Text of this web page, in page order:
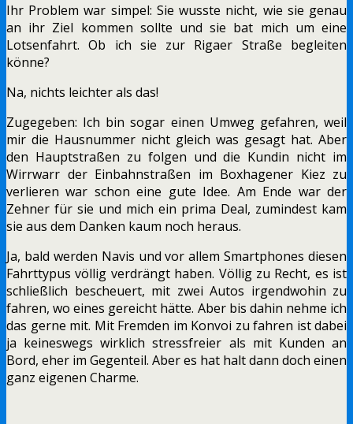
Ihr Problem war simpel: Sie wusste nicht, wie sie genau
an ihr Ziel kommen sollte und sie bat mich um eine
Lotsenfahrt. Ob ich sie zur Rigaer Straße begleiten
könne?
Na, nichts leichter als das!
Zugegeben: Ich bin sogar einen Umweg gefahren, weil
mir die Hausnummer nicht gleich was gesagt hat. Aber
den Hauptstraßen zu folgen und die Kundin nicht im
Wirrwarr der Einbahnstraßen im Boxhagener Kiez zu
verlieren war schon eine gute Idee. Am Ende war der
Zehner für sie und mich ein prima Deal, zumindest kam
sie aus dem Danken kaum noch heraus.
Ja, bald werden Navis und vor allem Smartphones diesen
Fahrttypus völlig verdrängt haben. Völlig zu Recht, es ist
schließlich bescheuert, mit zwei Autos irgendwohin zu
fahren, wo eines gereicht hätte. Aber bis dahin nehme ich
das gerne mit. Mit Fremden im Konvoi zu fahren ist dabei
ja keineswegs wirklich stressfreier als mit Kunden an
Bord, eher im Gegenteil. Aber es hat halt dann doch einen
ganz eigenen Charme.